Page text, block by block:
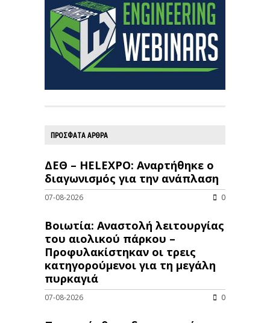
ΠΡΟΣΦΑΤΑ ΑΡΘΡΑ
ΔΕΘ – HELEXPO: Αναρτήθηκε ο
διαγωνισμός για την ανάπλαση
07-08-2026 0
Βοιωτία: Αναστολή λειτουργίας
του αιολικού πάρκου –
Προφυλακίστηκαν οι τρεις
κατηγορούμενοι για τη μεγάλη
πυρκαγιά
07-08-2026 0